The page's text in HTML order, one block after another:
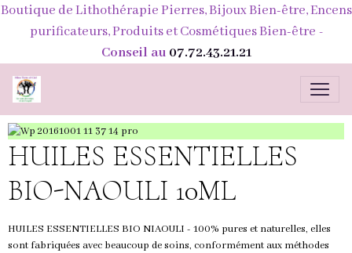
Boutique de Lithothérapie Pierres, Bijoux Bien-être, Encens
purificateurs, Produits et Cosmétiques Bien-être -
Conseil au 07.72.43.21.21
HUILES ESSENTIELLES
BIO-NAOULI 10ML
HUILES ESSENTIELLES BIO NIAOULI - 100% pures et naturelles, elles
sont fabriquées avec beaucoup de soins, conformément aux méthodes